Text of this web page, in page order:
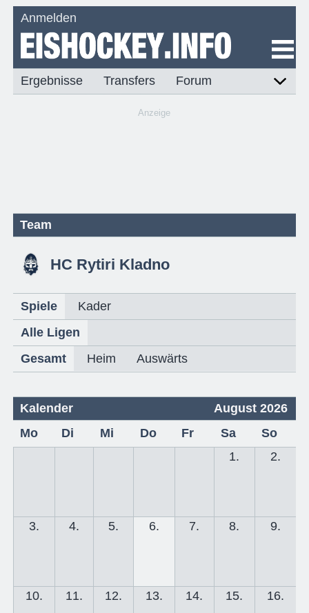
Anmelden
Ergebnisse Transfers Forum
Anzeige
Team
HC Rytiri Kladno
Spiele
Kader
Alle Ligen
Gesamt
Heim Auswärts
Kalender
August 2026
Mo
Di Mi Do Fr Sa
So
1.
2.
3. 4. 5. 6. 7. 8. 9.
10. 11. 12. 13. 14. 15. 16.